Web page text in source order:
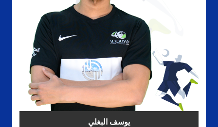
يوسف البغلي